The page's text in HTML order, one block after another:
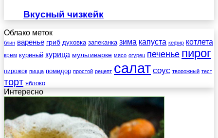
Вкусный чизкейк
Облако меток
блин варенье гриб духовка запеканка зима капуста кефир котлета
крем куриный курица мультиварке мясо огурец печенье пирог
пирожок пицца помидор простой рецепт салат соус творожный тест
торт яблоко
Интересно